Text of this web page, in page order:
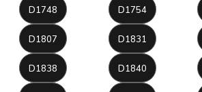
D1748 D1754
D1807 D1831
D1838 D1840